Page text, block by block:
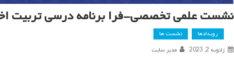
نشست علمی تخصصی-فرا برنامه درسی تربیت
رویدادها نشست ها
ژانویه 2, 2023 مدیر سایت